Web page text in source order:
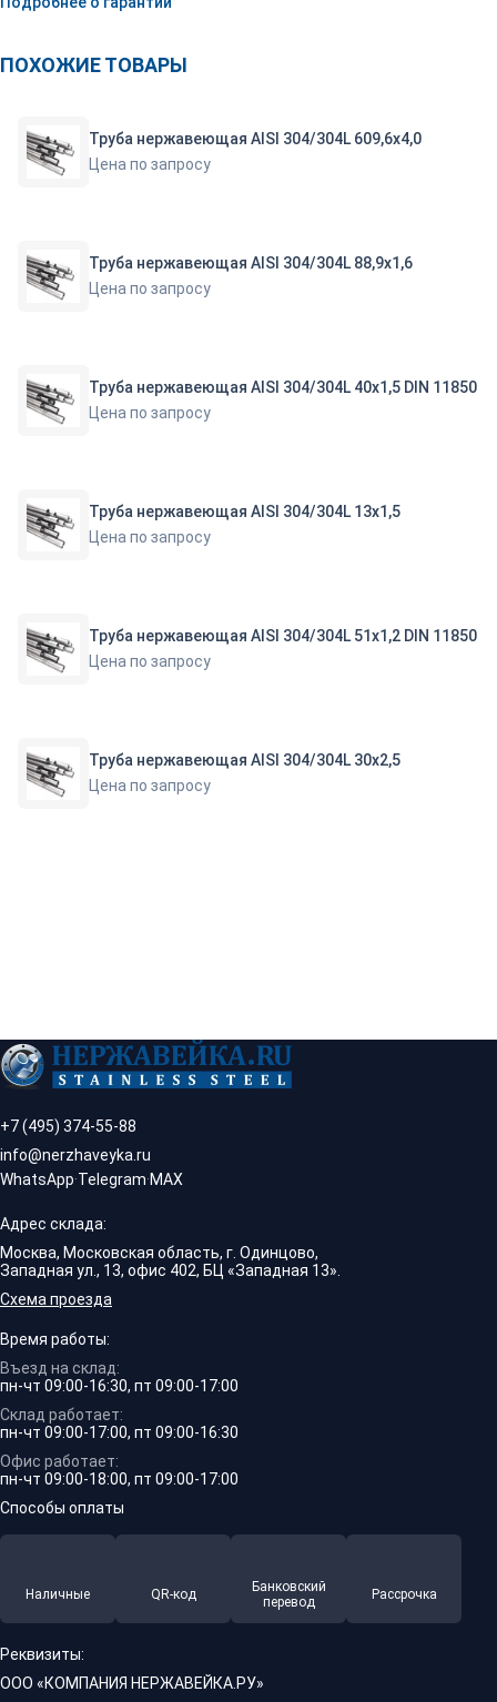
ПОХОЖИЕ ТОВАРЫ
Труба нержавеющая AISI 304/304L 609,6х4,0
Цена по запросу
Труба нержавеющая AISI 304/304L 88,9х1,6
Цена по запросу
Труба нержавеющая AISI 304/304L 40х1,5 DIN 11850
Цена по запросу
Труба нержавеющая AISI 304/304L 13х1,5
Цена по запросу
Труба нержавеющая AISI 304/304L 51х1,2 DIN 11850
Цена по запросу
Труба нержавеющая AISI 304/304L 30х2,5
Цена по запросу
+7 (495) 374-55-88
info@nerzhaveyka.ru
WhatsApp·Telegram·MAX
Адрес склада:
Москва, Московская область, г. Одинцово,
Западная ул., 13, офис 402, БЦ «Западная 13».
Схема проезда
Время работы:
Въезд на склад:
пн-чт 09:00-16:30, пт 09:00-17:00
Склад работает:
пн-чт 09:00-17:00, пт 09:00-16:30
Офис работает:
пн-чт 09:00-18:00, пт 09:00-17:00
Способы оплаты
Наличные QR-код
Банковский
перевод
Рассрочка
Реквизиты:
ООО «КОМПАНИЯ НЕРЖАВЕЙКА.РУ»